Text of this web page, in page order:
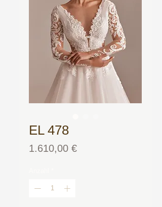
EL 478
1.610,00 €Preis